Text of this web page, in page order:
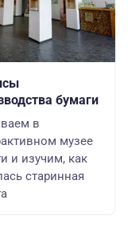
бумаги
в
музее
и изучим, как
старинная